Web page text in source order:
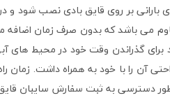
بارانی بر روی قایق بادی نصب
می باشد که بدون صرف زمان اضافه
گذراندن وقت خود در محیط های
را با خود به همراه داشت. زمان
ثبت سفارش سایبان قایق بادی اورجینال